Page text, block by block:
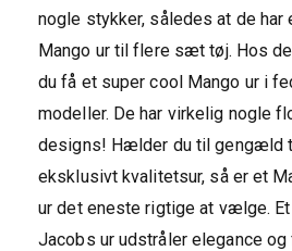
nogle stykker, således at de har
Mango ur til flere sæt tøj. Hos
du få et super cool Mango ur i
modeller. De har virkelig nogle
designs! Hælder du til gengæld
eksklusivt kvalitetsur, så er et
ur det eneste rigtige at vælge.
Jacobs ur udstråler elegance og